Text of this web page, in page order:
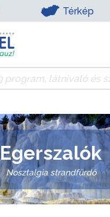
Térkép
Egerszalók
Nosztalgia strandfürdő